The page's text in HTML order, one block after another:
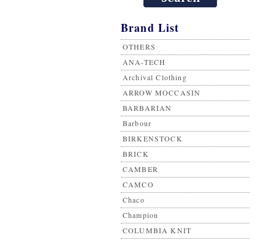
Brand List
OTHERS
ANA-TECH
Archival Clothing
ARROW MOCCASIN
BARBARIAN
Barbour
BIRKENSTOCK
BRICK
CAMBER
CAMCO
Chaco
Champion
COLUMBIA KNIT